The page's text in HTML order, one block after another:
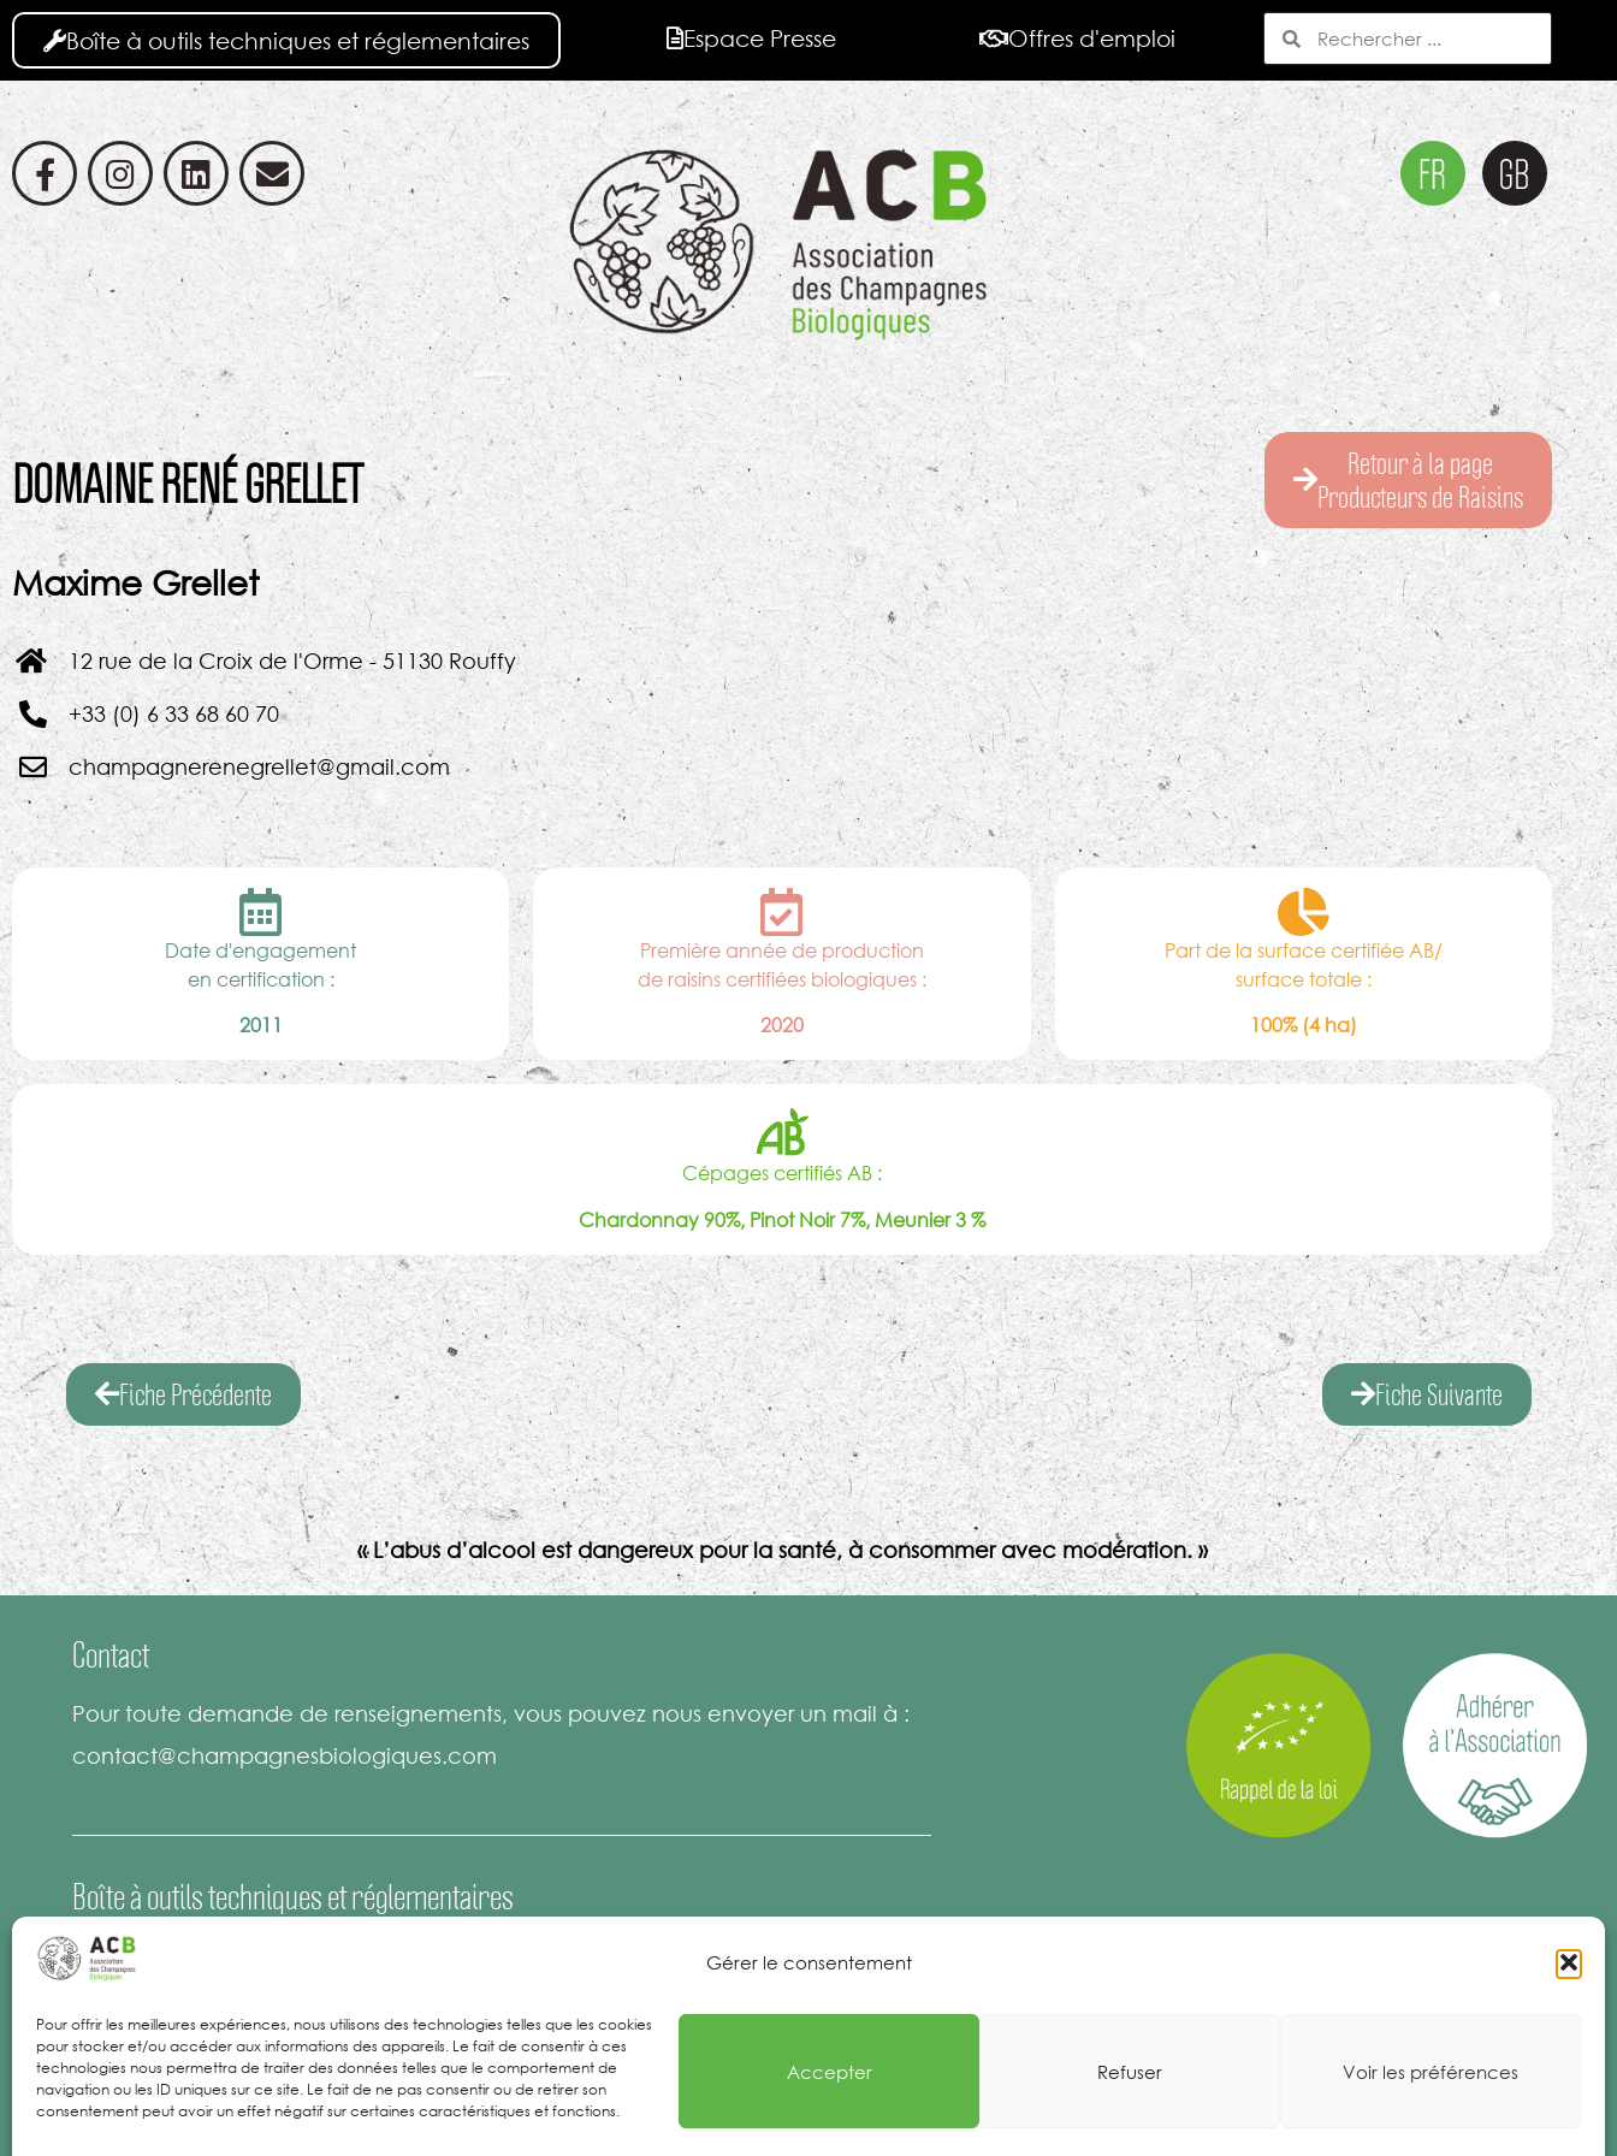
Gérer le consentement
Pour offrir les meilleures expériences, nous utilisons des technologies telles que les cookies
pour stocker et/ou accéder aux informations des appareils. Le fait de consentir à ces
technologies nous permettra de traiter des données telles que le comportement de
navigation ou les ID uniques sur ce site. Le fait de ne pas consentir ou de retirer son
consentement peut avoir un effet négatif sur certaines caractéristiques et fonctions.
Accepter Refuser Voir les préférences
Boîte à outils techniques et réglementaires Espace Presse Offres d'emploi
DOMAINE RENÉ GRELLET
Retour à la page
Producteurs de Raisins
Maxime Grellet
12 rue de la Croix de l'Orme - 51130 Rouffy
+33 (0) 6 33 68 60 70
champagnerenegrellet@gmail.com
Date d'engagement
en certification :
2011
Première année de production
de raisins certifiées biologiques :
2020
Part de la surface certifiée AB/
surface totale :
100% (4 ha)
Cépages certifiés AB :
Chardonnay 90%, Pinot Noir 7%, Meunier 3 %
Fiche Précédente Fiche Suivante
« L’abus d’alcool est dangereux pour la santé, à consommer avec modération. »
Contact
Pour toute demande de renseignements, vous pouvez nous envoyer un mail à :
contact@champagnesbiologiques.com
Boîte à outils techniques et réglementaires
Espace Presse
Mentions Légales